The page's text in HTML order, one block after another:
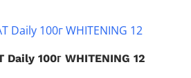
Daily 100г WHITENING 12